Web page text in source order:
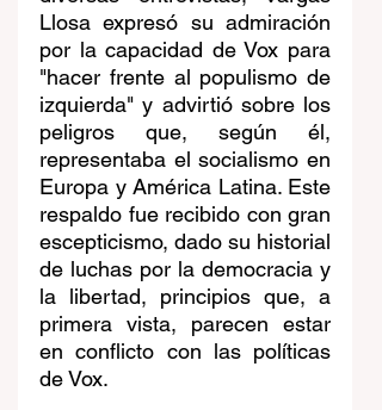
Llosa expresó su admiración
por la capacidad de Vox para
"hacer frente al populismo de
izquierda" y advirtió sobre los
peligros que, según él,
representaba el socialismo en
Europa y América Latina. Este
respaldo fue recibido con gran
escepticismo, dado su historial
de luchas por la democracia y
la libertad, principios que, a
primera vista, parecen estar
en conflicto con las políticas
de Vox.